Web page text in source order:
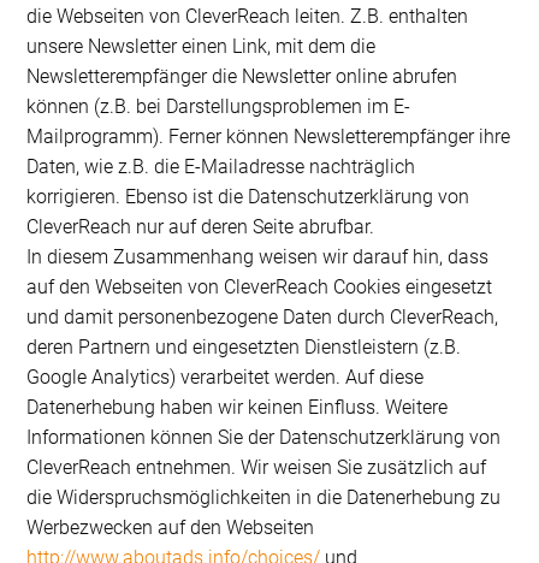
die Webseiten von CleverReach leiten. Z.B. enthalten
unsere Newsletter einen Link, mit dem die
Newsletterempfänger die Newsletter online abrufen
können (z.B. bei Darstellungsproblemen im E-
Mailprogramm). Ferner können Newsletterempfänger ihre
Daten, wie z.B. die E-Mailadresse nachträglich
korrigieren. Ebenso ist die Datenschutzerklärung von
CleverReach nur auf deren Seite abrufbar.
In diesem Zusammenhang weisen wir darauf hin, dass
auf den Webseiten von CleverReach Cookies eingesetzt
und damit personenbezogene Daten durch CleverReach,
deren Partnern und eingesetzten Dienstleistern (z.B.
Google Analytics) verarbeitet werden. Auf diese
Datenerhebung haben wir keinen Einfluss. Weitere
Informationen können Sie der Datenschutzerklärung von
CleverReach entnehmen. Wir weisen Sie zusätzlich auf
die Widerspruchsmöglichkeiten in die Datenerhebung zu
Werbezwecken auf den Webseiten
http://www.aboutads.info/choices/ und